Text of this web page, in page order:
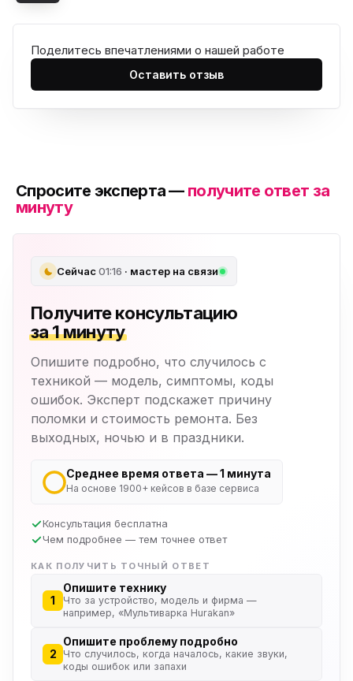
Поделитесь впечатлениями о нашей работе
Оставить отзыв
Спросите эксперта — получите ответ за
минуту
Сейчас01:16 · мастер на связи
Получите консультацию
за 1 минуту
Опишите подробно, что случилось с
техникой — модель, симптомы, коды
ошибок. Эксперт подскажет причину
поломки и стоимость ремонта. Без
выходных, ночью и в праздники.
Среднее время ответа — 1 минута
На основе 1900+ кейсов в базе сервиса
Консультация бесплатна
Чем подробнее — тем точнее ответ
КАК ПОЛУЧИТЬ ТОЧНЫЙ ОТВЕТ
1
Опишите технику
Что за устройство, модель и фирма —
например, «Мультиварка Hurakan»
2
Опишите проблему подробно
Что случилось, когда началось, какие звуки,
коды ошибок или запахи